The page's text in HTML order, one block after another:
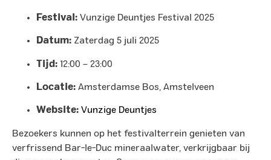
Festival: Vunzige Deuntjes Festival 2025
Datum: Zaterdag 5 juli 2025
Tijd: 12:00 – 23:00
Locatie: Amsterdamse Bos, Amstelveen
Website: Vunzige Deuntjes
Bezoekers kunnen op het festivalterrein genieten van
verfrissend Bar-le-Duc mineraalwater, verkrijgbaar bij